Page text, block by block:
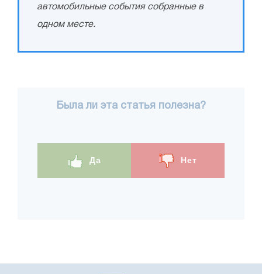
автомобильные события собранные в
одном месте.
Была ли эта статья полезна?
Да Нет